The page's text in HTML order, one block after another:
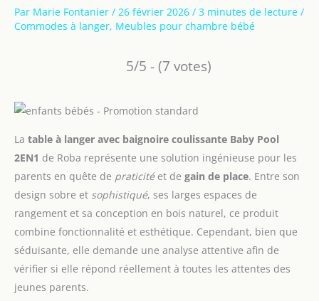
Par Marie Fontanier / 26 février 2026 / 3 minutes de lecture /
Commodes à langer, Meubles pour chambre bébé
5/5 - (7 votes)
La table à langer avec baignoire coulissante Baby Pool
2EN1 de Roba représente une solution ingénieuse pour les
parents en quête de praticitéet de gain de place. Entre son
design sobre et sophistiqué, ses larges espaces de
rangement et sa conception en bois naturel, ce produit
combine fonctionnalité et esthétique. Cependant, bien que
séduisante, elle demande une analyse attentive afin de
vérifier si elle répond réellement à toutes les attentes des
jeunes parents.